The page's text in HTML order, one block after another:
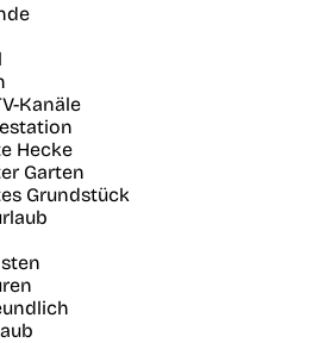
Kanäle
Hecke
Garten
Grundstück